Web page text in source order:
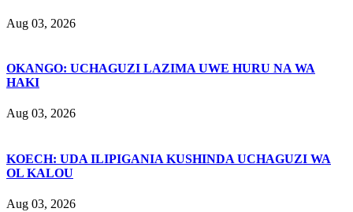
Aug 03, 2026
OKANGO: UCHAGUZI LAZIMA UWE HURU NA WA
HAKI
Aug 03, 2026
KOECH: UDA ILIPIGANIA KUSHINDA UCHAGUZI WA
OL KALOU
Aug 03, 2026